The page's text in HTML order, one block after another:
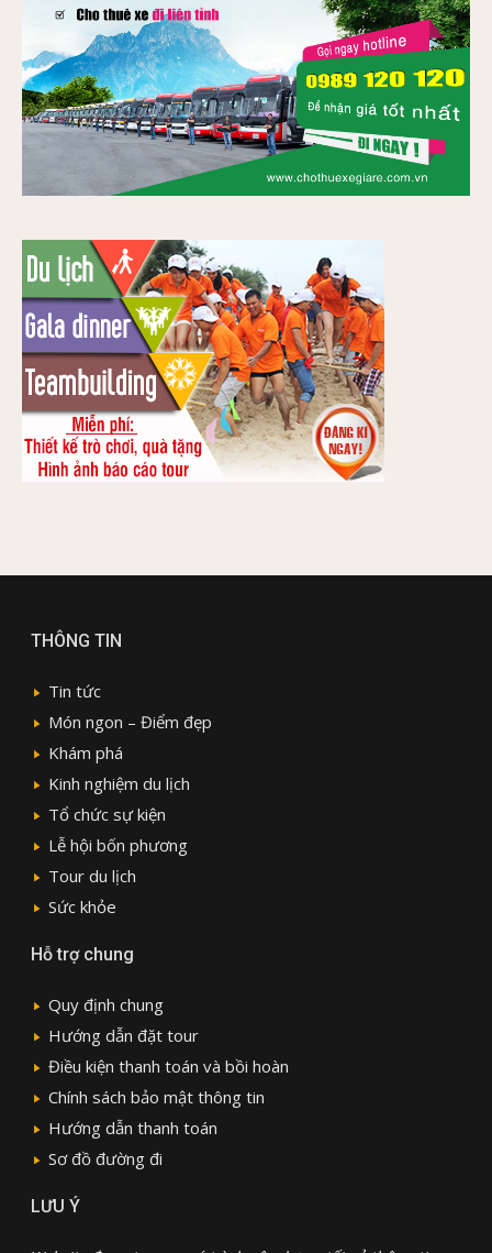
THÔNG TIN
Tin tức
Món ngon – Điểm đẹp
Khám phá
Kinh nghiệm du lịch
Tổ chức sự kiện
Lễ hội bốn phương
Tour du lịch
Sức khỏe
Hỗ trợ chung
Quy định chung
Hướng dẫn đặt tour
Điều kiện thanh toán và bồi hoàn
Chính sách bảo mật thông tin
Hướng dẫn thanh toán
Sơ đồ đường đi
LƯU Ý